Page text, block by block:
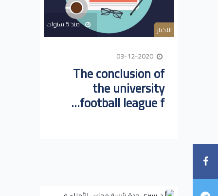
الاخبار منذ 5 سنوات
The conclusion of
the university
football league f...